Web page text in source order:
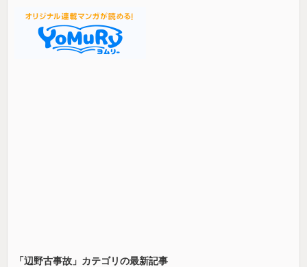
「辺野古事故」カテゴリの最新記事